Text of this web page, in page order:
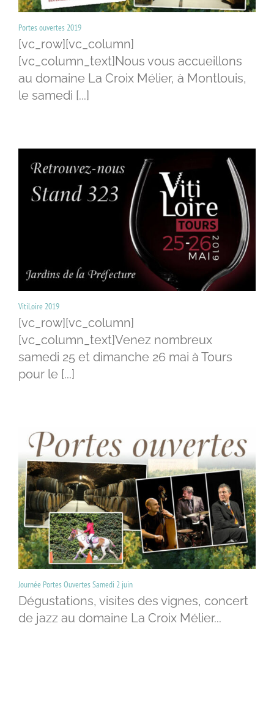
Portes ouvertes 2019
[vc_row][vc_column]
[vc_column_text]Nous vous accueillons
au domaine La Croix Mélier, à Montlouis,
le samedi [...]
VitiLoire 2019
[vc_row][vc_column]
[vc_column_text]Venez nombreux
samedi 25 et dimanche 26 mai à Tours
pour le [...]
Journée Portes Ouvertes Samedi 2 juin
Dégustations, visites des vignes, concert
de jazz au domaine La Croix Mélier...